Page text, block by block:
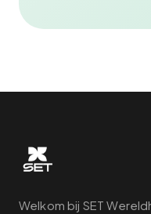
Welkom bij SET